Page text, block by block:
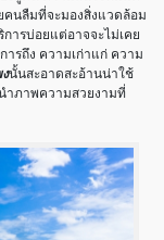
คนลืมที่จะมองสิ่งแวดล้อม
ารบ่อยแต่อาจจะไม่เคย
ารถึง ความเก่าแก่ ความ
นั้นสะอาดสะอ้านน่าใช้
ำภาพความสวยงามที่